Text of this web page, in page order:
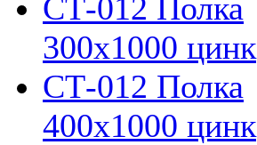
СТ-012 Полка
300х1000 цинк
СТ-012 Полка
400х1000 цинк